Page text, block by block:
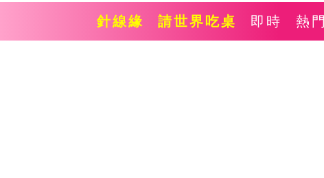
針線緣 請世界吃桌 即時 熱門